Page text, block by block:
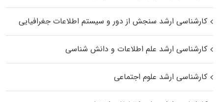
کارشناسی ارشد سنجش از دور و سیستم اطلاعات جغرافیایی
کارشناسی ارشد علم اطلاعات و دانش شناسی
کارشناسی ارشد علوم اجتماعی